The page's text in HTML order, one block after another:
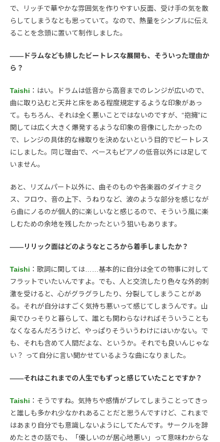
で、リッチで華やかな雰囲気を作りやすい反面、受け手の気を散
らしてしまうなとも思っていて。なので、熱量をシンプルに伝え
ることを念頭に置いて制作しました。
――ドラムなども排したビートレスな展開も、そういった理由か
ら？
Taishi ：はい。ドラムは低音から高音までのレンジが広いので、
曲に取り込むと天井と床をある程度規定するような印象があっ
て。もちろん、それは全く悪いことではないのですが、“抱擁”に
関しては広く大きく爆発するような印象の音像にしたかったの
で、レンジの具体的な縁取りを決めないという目的でビートレス
にしました。同じ理由で、ベースもピアノの低音以外には足して
いません。
あと、リズムパート以外に、曲そのものや各楽器のダイナミク
ス、フロウ、音の上下、うねりなど、波のような部分を感じなが
ら曲にノるのが個人的に楽しいなと感じるので、そういう風に楽
しむための余地を残したかったという狙いもあります。
――リリック面はどのようなところから着手しましたか？
Taishi ：歌詞に関しては……基本的に自分は全ての物事に対して
フラットでいたいんですよ。でも、人と交流したり色々な外的刺
激を受けると、心がグラグラしたり、分裂してしまうことがあ
る。それが自分はすごく気持ち悪いって感じてしまうんです。山
奥でひっそりと暮らして、誰とも関わらなければそういうことも
なくなるんだろうけど、やっぱりそういうわけにはいかない。で
も、それも含めて人間だよな、というか。それでも良いんじゃな
い？ って自分に言い聞かせているような曲になりました。
――それはこれまでの人生でもずっと感じていたことですか？
Taishi ：そうですね。気持ちや感情がブレてしまうことってきっ
と誰しも多かれ少なかれあることだと思うんですけど、これまで
はあまり自分でも意識しないようにしてたんです。サークルを辞
めたときの話でも、「優しいのが居心地悪い」って意味わからな